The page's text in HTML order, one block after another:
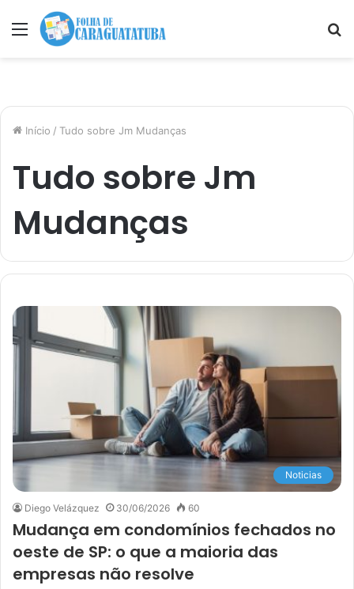
Menu
Início / Tudo sobre Jm Mudanças
Tudo sobre Jm
Mudanças
Noticias
Diego Velázquez 30/06/2026 60
Mudança em condomínios fechados no
oeste de SP: o que a maioria das
empresas não resolve